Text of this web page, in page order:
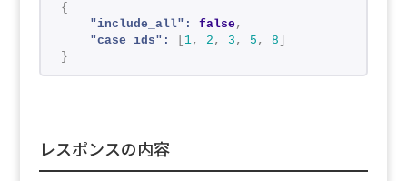
{
"include_all":
false,
"case_ids":
1, 2 , 3 , 5 , 8
}
レスポンスの内容